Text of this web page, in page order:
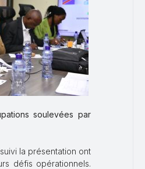
soulevées par
la présentation ont
défis opérationnels.